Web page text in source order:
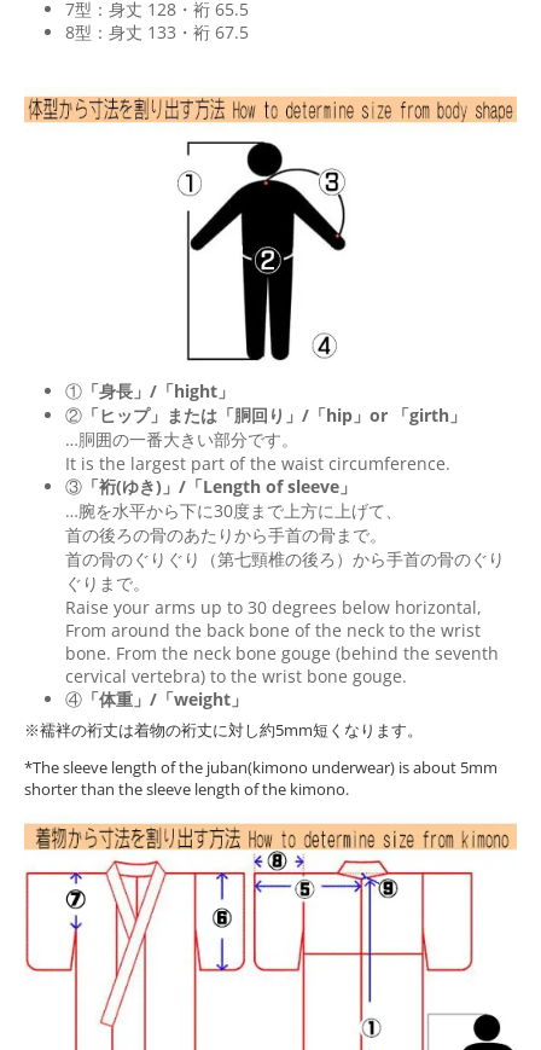
7型：身丈 128・裄 65.5
8型：身丈 133・裄 67.5
① 「身長」/「hight」
② 「ヒップ」または「胴回り」/「hip 」or 「girth 」
…胴囲の一番大きい部分です。
It is the largest part of the waist circumference.
③ 「裄(ゆき)」/「Length of sleeve」
…腕を水平から下に30度まで上方に上げて、
首の後ろの骨のあたりから手首の骨まで。
首の骨のぐりぐり（第七頸椎の後ろ）から手首の骨のぐり
ぐりまで。
Raise your arms up to 30 degrees below horizontal,
From around the back bone of the neck to the wrist
bone. From the neck bone gouge (behind the seventh
cervical vertebra) to the wrist bone gouge.
④ 「体重」/「weight」
※襦袢の裄丈は着物の裄丈に対し約5mm短くなります。
*The sleeve length of the juban(kimono underwear) is about 5mm
shorter than the sleeve length of the kimono.